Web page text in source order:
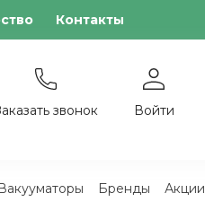
Контакты
звонок Войти
Вакууматоры Бренды Акции